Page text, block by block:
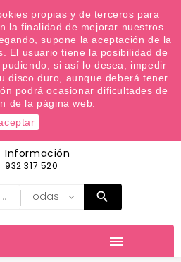
próximas ofertas del fin de
a nuestra Newsletter
Favoritos (0)

Información
932 317 520

propias y de terceros para
la finalidad de mejorar nuestros
supone la aceptación de la
El usuario tiene la posibilidad de
si así lo desea, impedir
disco duro, aunque deberá tener
podrá ocasionar dificultades de
de la página web.